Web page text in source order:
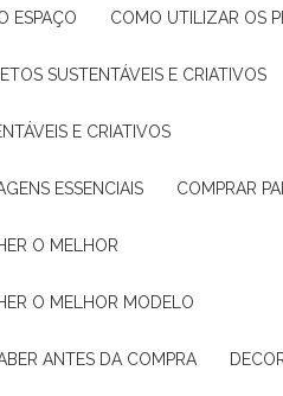
ESPAÇO COMO UTILIZAR OS
SUSTENTÁVEIS E CRIATIVOS
E CRIATIVOS
ESSENCIAIS COMPRAR
O MELHOR
O MELHOR MODELO
ANTES DA COMPRA